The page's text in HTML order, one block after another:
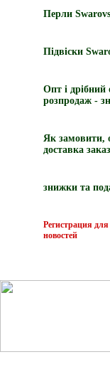
Перли
Підвіски
Опт і дрібний
розпродаж -
Як замовити,
доставка
знижки та
Регистрация
новостей